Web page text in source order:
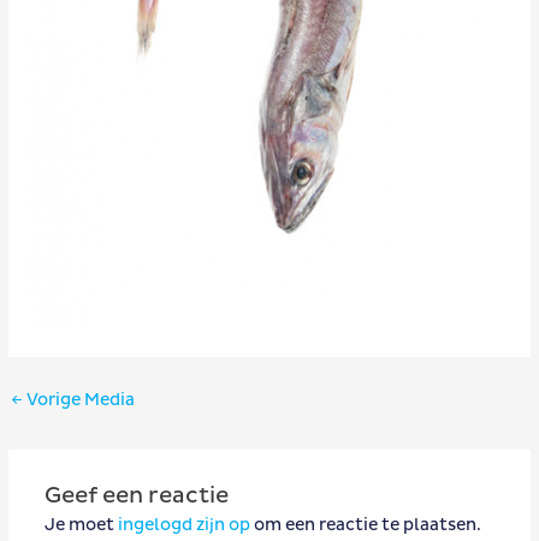
Bericht
← Vorige Media
Geef een reactie
Je moet ingelogd zijn opom een reactie te plaatsen.